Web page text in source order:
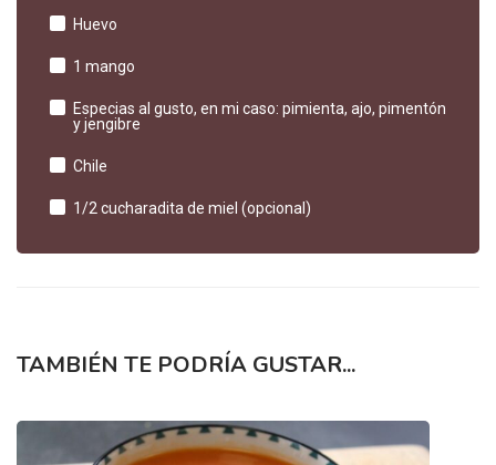
Huevo
1 mango
Especias al gusto, en mi caso: pimienta, ajo, pimentón
y jengibre
Chile
1/2 cucharadita de miel (opcional)
TAMBIÉN TE PODRÍA GUSTAR...